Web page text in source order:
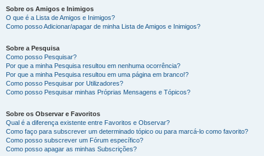
Sobre os Amigos e Inimigos
O que é a Lista de Amigos e Inimigos?
Como posso Adicionar/apagar de minha Lista de Amigos e Inimigos?
Sobre a Pesquisa
Como posso Pesquisar?
Por que a minha Pesquisa resultou em nenhuma ocorrência?
Por que a minha Pesquisa resultou em uma página em branco!?
Como posso Pesquisar por Utilizadores?
Como posso Pesquisar minhas Próprias Mensagens e Tópicos?
Sobre os Observar e Favoritos
Qual é a diferença existente entre Favoritos e Observar?
Como faço para subscrever um determinado tópico ou para marcá-lo como favorito?
Como posso subscrever um Fórum específico?
Como posso apagar as minhas Subscrições?